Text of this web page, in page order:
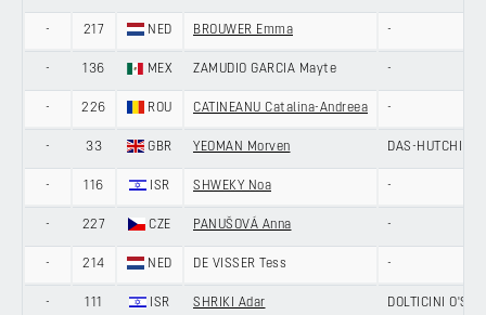
- 217 NED BROUWER Emma -
- 136 MEX ZAMUDIO GARCIA Mayte -
- 226 ROU CATINEANU Catalina-Andreea -
- 33 GBR YEOMAN Morven DAS-
- 116 ISR SHWEKY Noa -
- 227 CZE PANUŠOVÁ Anna -
- 214 NED DE VISSER Tess -
- 111 ISR SHRIKI Adar DOLTICINI